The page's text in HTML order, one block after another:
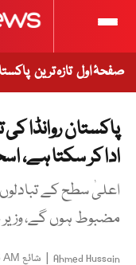
صفحۂ اول تازہ ترین
پاکستان روانڈا
ادا کر سکتا ہے،
اعلیٰ سطح کے
مضبوط ہوں گے، وزیر
Ahmed Hussain
| شائع AM